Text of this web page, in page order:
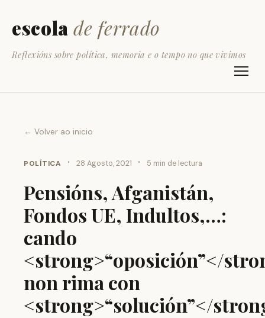
escola de ferrado
Reflexións sobre política, memoria e o tempo no que vivimos
← Volver ao inicio
POLÍTICA · 28 Agosto, 2021 · 5 min de lectura
Pensións, Afganistán,
Fondos UE, Indultos,…:
cando
<strong>“oposición”</
non rima con
<strong>“solución”</